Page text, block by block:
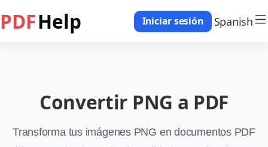
PDFHelp Iniciar sesión Spanish
Convertir PNG a PDF
Transforma tus imágenes PNG en documentos PDF